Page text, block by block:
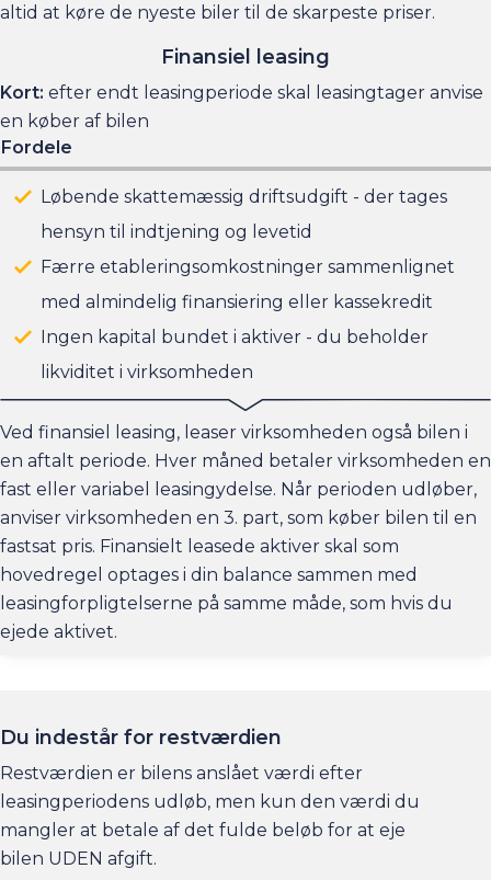
altid at køre de nyeste biler til de skarpeste priser.
Finansiel leasing
Kort: efter endt leasingperiode skal leasingtager anvise
en køber af bilen
Fordele
Løbende skattemæssig driftsudgift - der tages
hensyn til indtjening og levetid
Færre etableringsomkostninger sammenlignet
med almindelig finansiering eller kassekredit
Ingen kapital bundet i aktiver - du beholder
likviditet i virksomheden
Ved finansiel leasing, leaser virksomheden også bilen i
en aftalt periode. Hver måned betaler virksomheden en
fast eller variabel leasingydelse. Når perioden udløber,
anviser virksomheden en 3. part, som køber bilen til en
fastsat pris. Finansielt leasede aktiver skal som
hovedregel optages i din balance sammen med
leasingforpligtelserne på samme måde, som hvis du
ejede aktivet.
Du indestår for restværdien
Restværdien er bilens anslået værdi efter
leasingperiodens udløb, men kun den værdi du
mangler at betale af det fulde beløb for at eje
bilen UDEN afgift.